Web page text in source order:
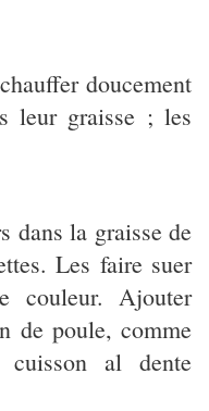
doucement
leur graisse ; les
dans la graisse de
Les faire suer
couleur. Ajouter
de poule, comme
al dente